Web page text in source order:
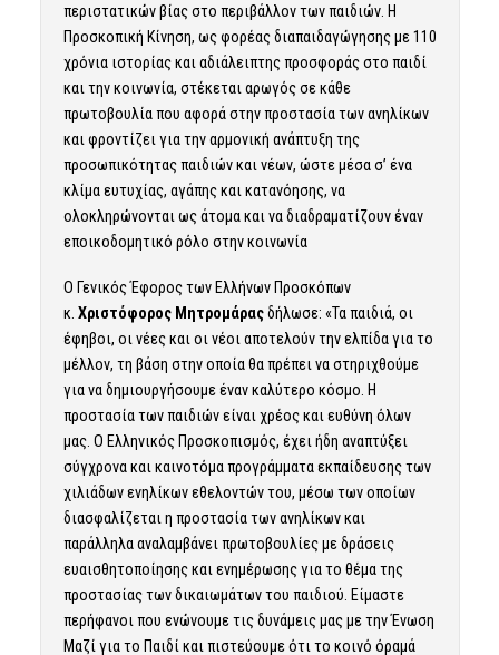
περιστατικών βίας στο περιβάλλον των παιδιών. Η
Προσκοπική Κίνηση, ως φορέας διαπαιδαγώγησης με 110
χρόνια ιστορίας και αδιάλειπτης προσφοράς στο παιδί
και την κοινωνία, στέκεται αρωγός σε κάθε
πρωτοβουλία που αφορά στην προστασία των ανηλίκων
και φροντίζει για την αρμονική ανάπτυξη της
προσωπικότητας παιδιών και νέων, ώστε μέσα σ’ ένα
κλίμα ευτυχίας, αγάπης και κατανόησης, να
ολοκληρώνονται ως άτομα και να διαδραματίζουν έναν
εποικοδομητικό ρόλο στην κοινωνία
Ο Γενικός Έφορος των Ελλήνων Προσκόπων
κ. Χριστόφορος Μητρομάραςδήλωσε: «Τα παιδιά, οι
έφηβοι, οι νέες και οι νέοι αποτελούν την ελπίδα για το
μέλλον, τη βάση στην οποία θα πρέπει να στηριχθούμε
για να δημιουργήσουμε έναν καλύτερο κόσμο. Η
προστασία των παιδιών είναι χρέος και ευθύνη όλων
μας. Ο Ελληνικός Προσκοπισμός, έχει ήδη αναπτύξει
σύγχρονα και καινοτόμα προγράμματα εκπαίδευσης των
χιλιάδων ενηλίκων εθελοντών του, μέσω των οποίων
διασφαλίζεται η προστασία των ανηλίκων και
παράλληλα αναλαμβάνει πρωτοβουλίες με δράσεις
ευαισθητοποίησης και ενημέρωσης για το θέμα της
προστασίας των δικαιωμάτων του παιδιού. Είμαστε
περήφανοι που ενώνουμε τις δυνάμεις μας με την Ένωση
Μαζί για το Παιδί και πιστεύουμε ότι το κοινό όραμά